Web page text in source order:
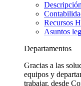
Recursos
Asuntos
Departamentos
Gracias a las
equipos y
trabajar, desde